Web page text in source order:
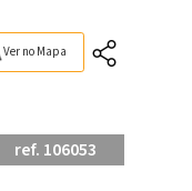
Ver no Mapa
ref. 106053